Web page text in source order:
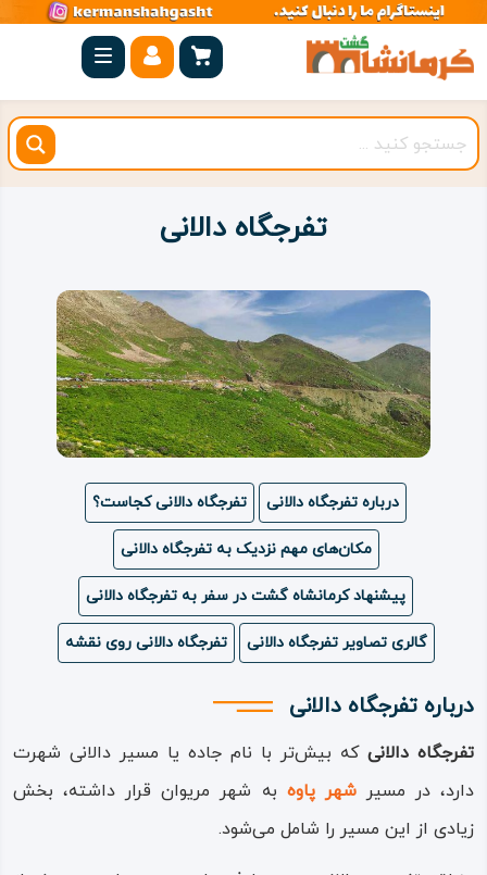
صفحه
اصلی
کرمانشاه
شهرستان
روستاهای
اقامتگاه
تفرجگاه دالانی
درباره تفرجگاه دالانی تفرجگاه دالانی کجاست؟
مکان‌های مهم نزدیک به تفرجگاه دالانی
پیشنهاد کرمانشاه گشت در سفر به تفرجگاه دالانی
گالری تصاویر تفرجگاه دالانی تفرجگاه دالانی روی نقشه
درباره تفرجگاه دالانی
تفرجگاه دالانی که بیش‌تر با نام جاده‌ یا مسیر دالانی شهرت
دارد، در مسیرشهر پاوه به شهر مریوان قرار داشته، بخش
زیادی از این مسیر را شامل می‌شود.